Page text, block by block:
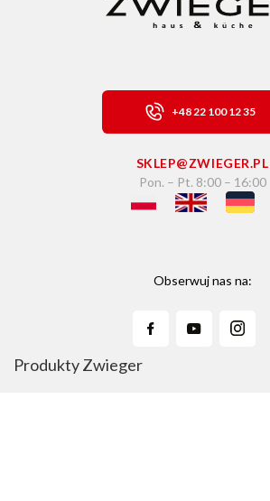
+48 22 100 12 35
SKLEP@ZWIEGER.PL
Pon. – Pt. 8:00 – 16:00
Obserwuj nas na:
Produkty Zwieger